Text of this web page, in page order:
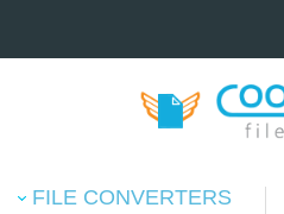
FILE CONVERTERS